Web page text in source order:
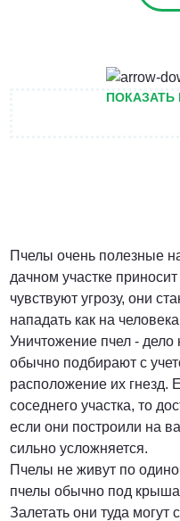
от
ПОКАЗАТЬ
Пчелы очень полезные
дачном участке
чувствуют угрозу, они
нападать как на
Уничтожение пчел -
обычно подбирают с
расположение их гнезд.
соседнего участка, то
если они построили на
сильно усложняется.
Пчелы не живут по
пчелы обычно под
Залетать они туда могут